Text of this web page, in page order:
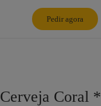
Pedir agora
Cerveja Coral *